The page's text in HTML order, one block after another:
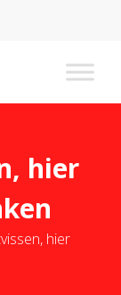
hier
hier